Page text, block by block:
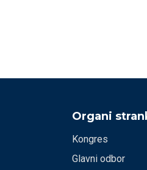
Organi
Kongres
Glavni odbor